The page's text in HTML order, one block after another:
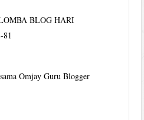
BLOG HARI
Omjay Guru Blogger